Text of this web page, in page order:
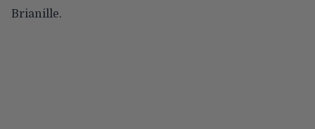
Brianille.